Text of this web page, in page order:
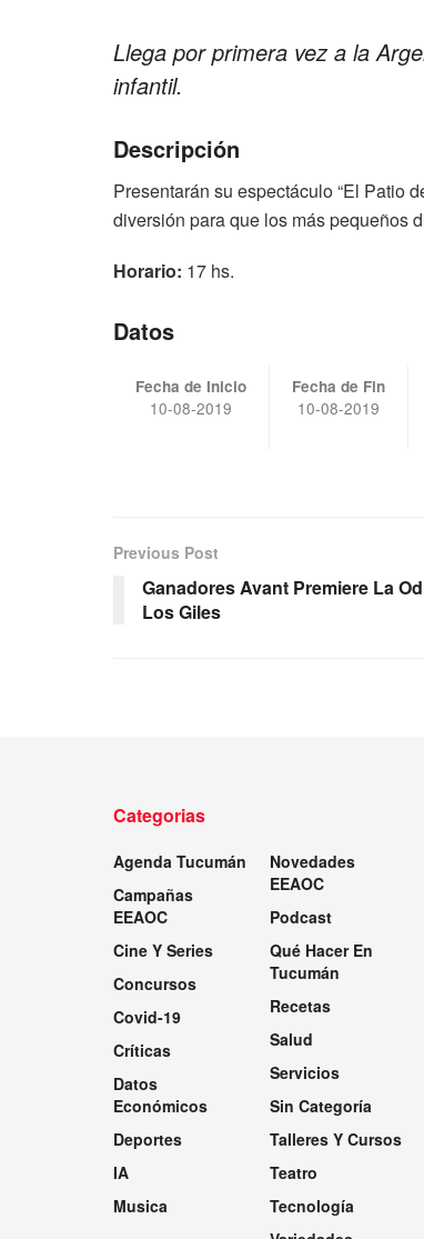
Llega por primera vez a la
infantil.
Descripción
Presentarán su espectáculo “El Patio
diversión para que los más pequeños
Horario: 17 hs.
Datos
Fecha de Inicio
10-08-2019
Fecha de Fin
10-08-2019
Previous Post
Ganadores Avant Premiere La
Los Giles
Categorias
Agenda Tucumán
Campañas
EEAOC
Cine Y Series
Concursos
Covid-19
Críticas
Datos
Económicos
Deportes
IA
Musica
Novedades
EEAOC
Podcast
Qué Hacer En
Tucumán
Recetas
Salud
Servicios
Sin Categoría
Talleres Y Cursos
Teatro
Tecnología